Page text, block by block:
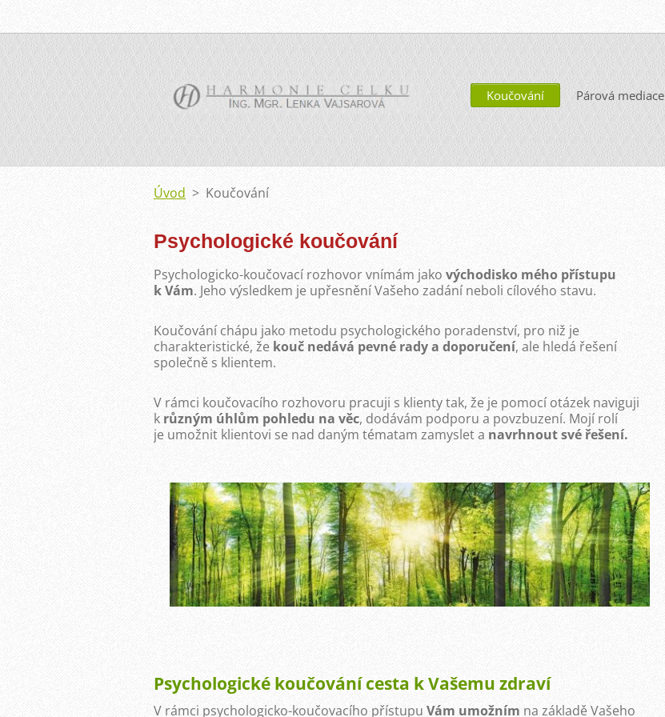
Koučování Párová mediace
Úvod > Koučování
Psychologické koučování
Psychologicko-koučovací rozhovor vnímám jako východisko mého přístupu
kVám. Jeho výsledkem je upřesnění Vašeho zadání neboli cílového stavu.
Koučování chápu jako metodu psychologického poradenství, pro niž je
charakteristické, že kouč nedává pevné rady a doporučení, ale hledá řešení
společně s klientem.
V rámci koučovacího rozhovoru pracuji s klienty tak, že je pomocí otázek naviguji
k různým úhlům pohledu na věc, dodávám podporu a povzbuzení. Mojí rolí
je umožnit klientovi se nad daným tématam zamyslet a navrhnout své řešení.
Psychologické koučování cesta k Vašemu zdraví
V rámci psychologicko-koučovacího přístupu Vám umožním na základě Vašeho